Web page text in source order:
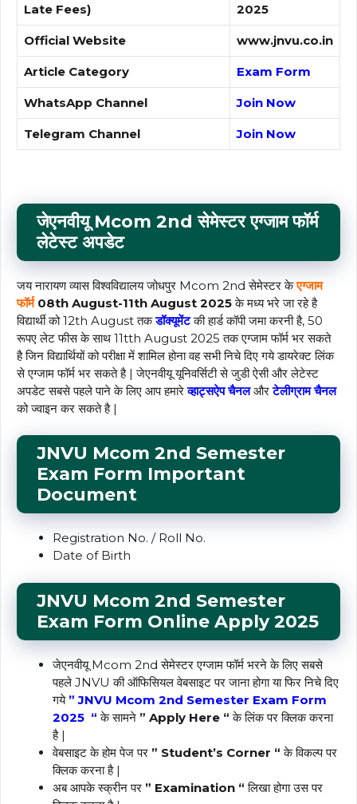
Late Fees)
2025
Official Website www.jnvu.co.in
Article Category Exam Form
WhatsApp Channel Join Now
Telegram Channel Join Now
जेएनवीयू Mcom 2nd सेमेस्टर एग्जाम फॉर्म
लेटेस्ट अपडेट
जय नारायण व्यास विश्वविद्यालय जोधपुर Mcom 2nd सेमेस्टर केएग्जाम
फॉर्म 08th August-11th August 2025के मध्य भरे जा रहे है
विद्यार्थी को 12th August तकडॉक्यूमेंटकी हार्ड कॉपी जमा करनी है, 50
रूपए लेट फीस के साथ 11tth August 2025 तक एग्जाम फॉर्म भर सकते
है जिन विद्यार्थियों को परीक्षा में शामिल होना वह सभी निचे दिए गये डायरेक्ट लिंक
से एग्जाम फॉर्म भर सकते है | जेएनवीयू यूनिवर्सिटी से जुडी ऐसी और लेटेस्ट
अपडेट सबसे पहले पाने के लिए आप हमारेव्हाट्सऐप चैनलऔरटेलीग्राम चैनल
को ज्वाइन कर सकते है |
JNVU Mcom 2nd Semester
Exam Form Important
Document
Registration No. / Roll No.
Date of Birth
JNVU Mcom 2nd Semester
Exam Form Online Apply 2025
जेएनवीयू Mcom 2nd सेमेस्टर एग्जाम फॉर्म भरने के लिए सबसे
पहले JNVU की ऑफिसियल वेबसाइट पर जाना होगा या फिर निचे दिए
गये ” JNVU Mcom 2nd Semester Exam Form
2025 “ के सामने ” Apply Here “ के लिंक पर क्लिक करना
है |
वेबसाइट के होम पेज पर ” Student’s Corner “ के विकल्प पर
क्लिक करना है |
अब आपके स्क्रीन पर ” Examination “ लिखा होगा उस पर